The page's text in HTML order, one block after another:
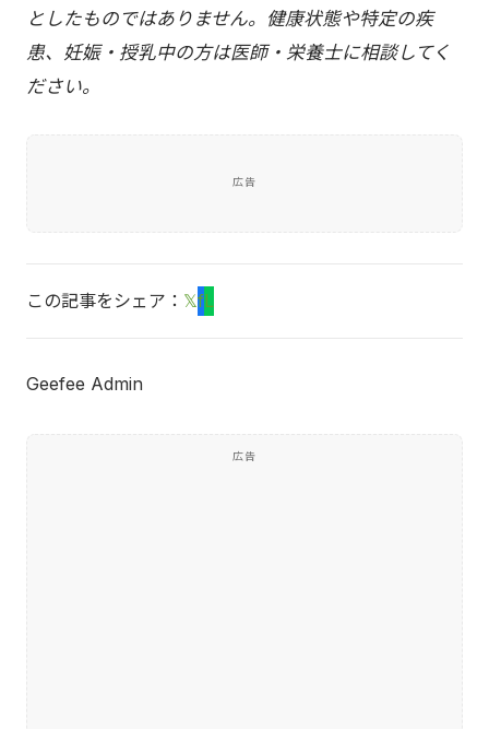
としたものではありません。健康状態や特定の疾
患、妊娠・授乳中の方は医師・栄養士に相談してく
ださい。
広告
この記事をシェア： 𝕏fL
Geefee Admin
広告